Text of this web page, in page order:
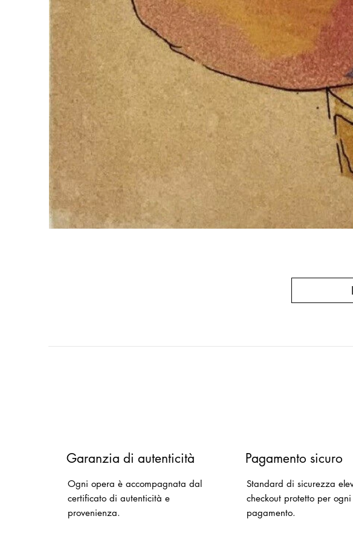
Garanzia di autenticità
Ogni opera è accompagnata dal
certificato di autenticità e
provenienza.
Pagamento sicuro
Standard di sicurezza
checkout protetto per
pagamento.